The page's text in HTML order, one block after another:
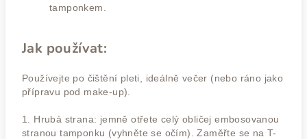
tamponkem.
Jak používat:
Používejte po čištění pleti, ideálně večer (nebo ráno jako
přípravu pod make-up).
1. Hrubá strana: jemně otřete celý obličej embosovanou
stranou tamponku (vyhněte se očím). Zaměřte se na T-